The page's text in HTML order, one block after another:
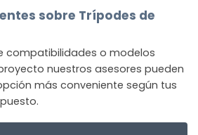
sobre Trípodes de
compatibilidades o modelos
nuestros asesores pueden
más conveniente según tus